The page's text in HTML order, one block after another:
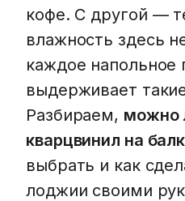
кофе. С другой —
влажность здесь
каждое напольное
выдерживает
Разбираем, можно
кварцвинил на
выбрать и как
лоджии своими